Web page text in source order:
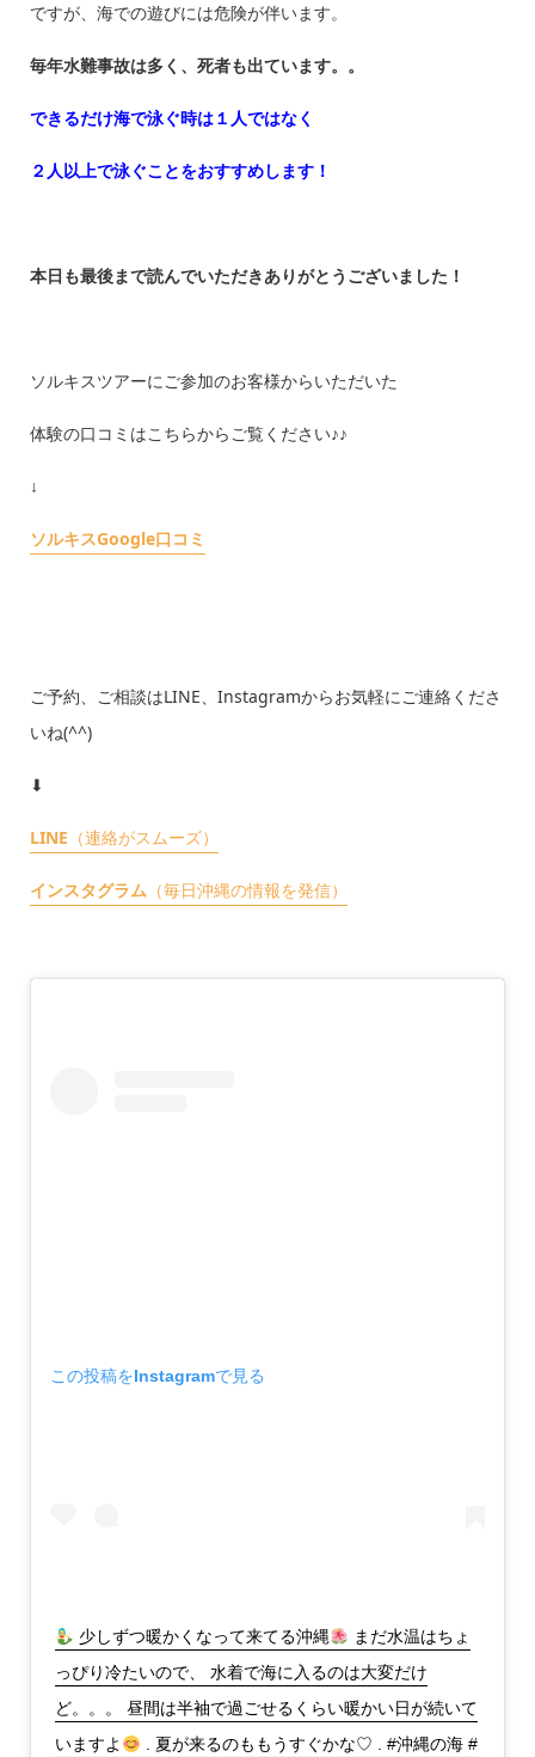
ですが、海での遊びには危険が伴います。
毎年水難事故は多く、死者も出ています。。
できるだけ海で泳ぐ時は１人ではなく
２人以上で泳ぐことをおすすめします！
本日も最後まで読んでいただきありがとうございました！
ソルキスツアーにご参加のお客様からいただいた
体験の口コミはこちらからご覧ください♪♪
↓
ソルキスGoogle口コミ
ご予約、ご相談はLINE、Instagramからお気軽にご連絡くださ
いね(^^)
⬇︎
LINE （連絡がスムーズ）
インスタグラム （毎日沖縄の情報を発信）
この投稿をInstagramで見る
少しずつ暖かくなって来てる沖縄
まだ水温はちょ
っぴり冷たいので、 水着で海に入るのは大変だけ
ど。。。 昼間は半袖で過ごせるくらい暖かい日が続いて
いますよ
. 夏が来るのももうすぐかな♡ . #沖縄の海 #